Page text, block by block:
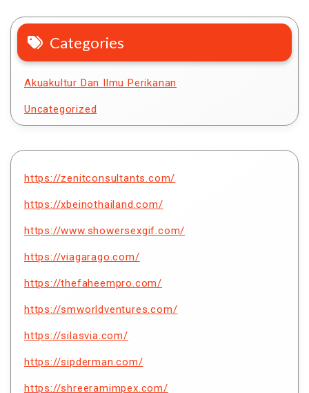
Categories
Akuakultur Dan Ilmu Perikanan
Uncategorized
https://zenitconsultants.com/
https://xbeinothailand.com/
https://www.showersexgif.com/
https://viagarago.com/
https://thefaheempro.com/
https://smworldventures.com/
https://silasvia.com/
https://sipderman.com/
https://shreeramimpex.com/